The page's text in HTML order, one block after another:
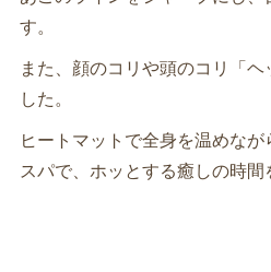
す。
また、顔のコリや頭のコリ「
した。
ヒートマットで全身を温めな
スパで、ホッとする癒しの時間